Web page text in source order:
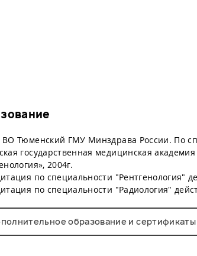
Тюменский ГМУ Минздрава России. По
государственная медицинская
2004г.
по специальности "Рентгенология"
по специальности "Радиология"
образование и сертификаты